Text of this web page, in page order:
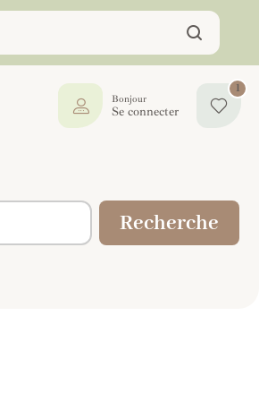
1
Bonjour
Se connecter
Recherche